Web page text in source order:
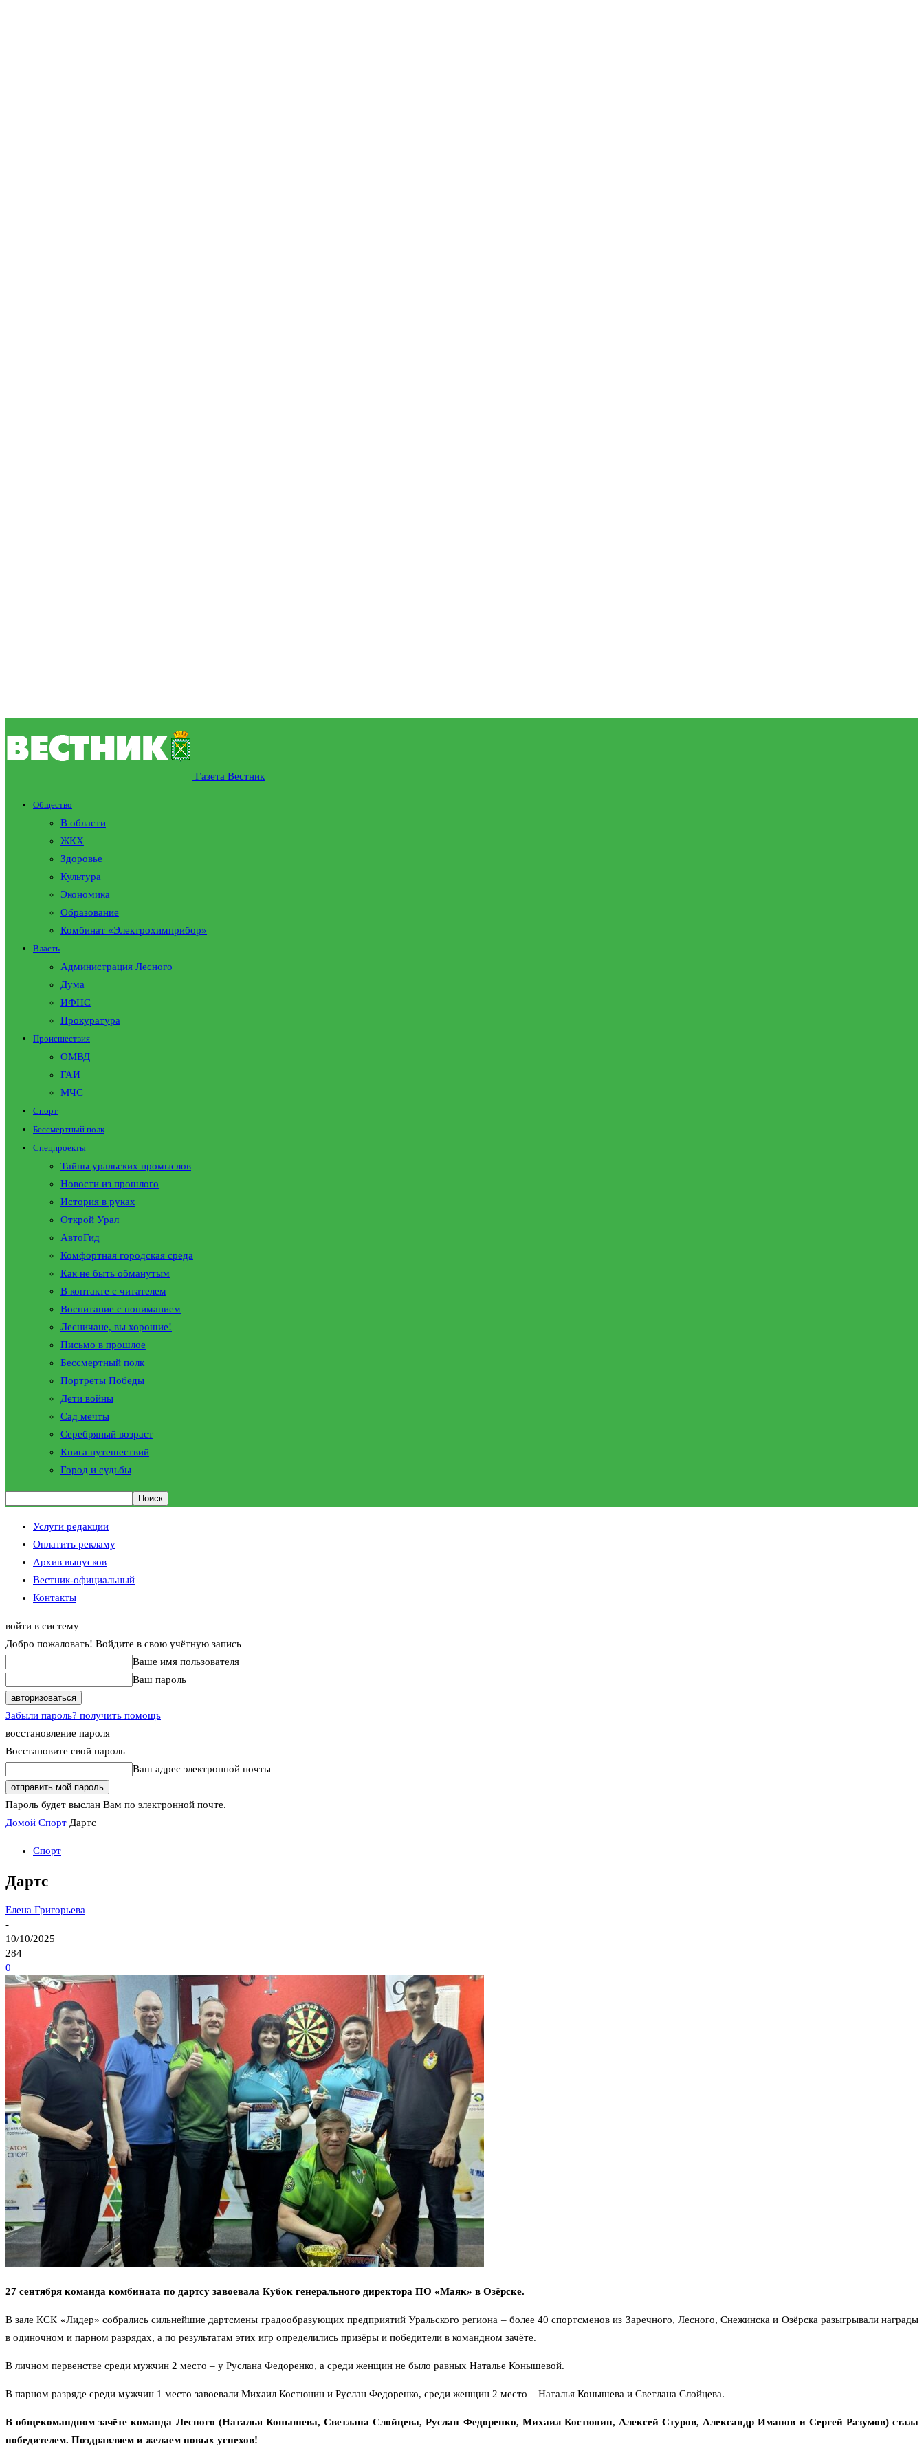
Газета Вестник
Общество
В области
ЖКХ
Здоровье
Культура
Экономика
Образование
Комбинат «Электрохимприбор»
Власть
Администрация Лесного
Дума
ИФНС
Прокуратура
Происшествия
ОМВД
ГАИ
МЧС
Спорт
Бессмертный полк
Спецпроекты
Тайны уральских промыслов
Новости из прошлого
История в руках
Открой Урал
АвтоГид
Комфортная городская среда
Как не быть обманутым
В контакте с читателем
Воспитание с пониманием
Лесничане, вы хорошие!
Письмо в прошлое
Бессмертный полк
Портреты Победы
Дети войны
Сад мечты
Серебряный возраст
Книга путешествий
Город и судьбы
Услуги редакции
Оплатить рекламу
Архив выпусков
Вестник-официальный
Контакты
войти в систему
Добро пожаловать! Войдите в свою учётную запись
Ваше имя пользователя
Ваш пароль
Забыли пароль? получить помощь
восстановление пароля
Восстановите свой пароль
Ваш адрес электронной почты
Пароль будет выслан Вам по электронной почте.
Домой Спорт Дартс
Спорт
Дартс
Елена Григорьева
-
10/10/2025
284
0
27 сентября команда комбината по дартсу завоевала Кубок генерального директора ПО «Маяк» в Озёрске.
В зале КСК «Лидер» собрались сильнейшие дартсмены градообразующих предприятий Уральского региона – более 40 спортсменов из Заречного, Лесного, Снежинска и Озёрска разыгрывали награды
в одиночном и парном разрядах, а по результатам этих игр определились призёры и победители в командном зачёте.
В личном первенстве среди мужчин 2 место – у Руслана Федоренко, а среди женщин не было равных Наталье Конышевой.
В парном разряде среди мужчин 1 место завоевали Михаил Костюнин и Руслан Федоренко, среди женщин 2 место – Наталья Конышева и Светлана Слойцева.
В общекомандном зачёте команда Лесного (Наталья Конышева, Светлана Слойцева, Руслан Федоренко, Михаил Костюнин, Алексей Стуров, Александр Иманов и Сергей Разумов) стала
победителем. Поздравляем и желаем новых успехов!